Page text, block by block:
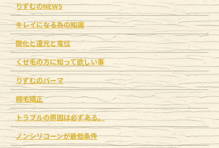
りずむのNEWS
キレイになる為の知識
酸化と還元と電位
くせ毛の方に知って欲しい事
りずむのパーマ
縮毛矯正
トラブルの原因は必ずある。
ノンシリコーンが最低条件